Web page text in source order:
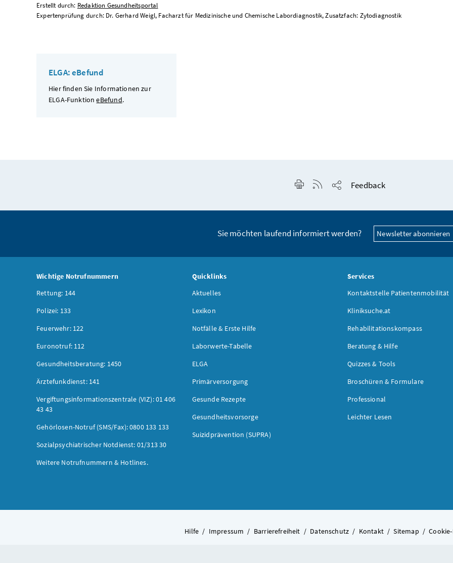
Erstellt durch: Redaktion Gesundheitsportal
Expertenprüfung durch: Dr. Gerhard Weigl, Facharzt für Medizinische und Chemische Labordiagnostik, Zusatzfach: Zytodiagnostik
ELGA: eBefund
Hier finden Sie Informationen zur
ELGA-FunktioneBefund.
Seite drucken
RSS-Feed anzeigen
Feedback
Sie möchten laufend informiert werden? Newsletter abonnieren
Wichtige Notrufnummern
Rettung: 144
Polizei: 133
Feuerwehr: 122
Euronotruf: 112
Gesundheitsberatung: 1450
Ärztefunkdienst: 141
Vergiftungsinformationszentrale (VIZ): 01 406
43 43
Gehörlosen-Notruf (SMS/Fax): 0800 133 133
Sozialpsychiatrischer Notdienst: 01/313 30
Weitere Notrufnummern & Hotlines.
Quicklinks
Aktuelles
Lexikon
Notfälle & Erste Hilfe
Laborwerte-Tabelle
ELGA
Primärversorgung
Gesunde Rezepte
Gesundheitsvorsorge
Suizidprävention (SUPRA)
Services
Kontaktstelle Patientenmobilität
Kliniksuche.at
Rehabilitationskompass
Beratung & Hilfe
Quizzes & Tools
Broschüren & Formulare
Professional
Leichter Lesen
Hilfe / Impressum / Barrierefreiheit / Datenschutz / Kontakt / Sitemap /